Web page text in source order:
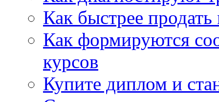
Как быстрее
Как формируются
курсов
Купите диплом и